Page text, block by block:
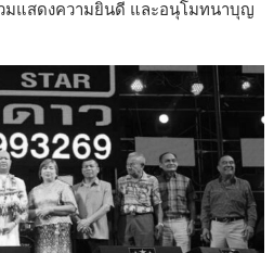
มแสดงความยินดี และอนุโมทนาบุญ